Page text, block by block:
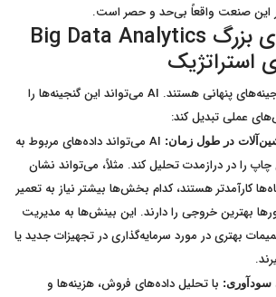
تحلیل داده‌های بزرگ Big Data Analytics
استراتژیک
در هر صنعتی، داده‌ها گنجینه‌های پنهانی هستند. AI می‌تواند این گنجینه‌ها را
عملی تبدیل کند:
در طول زمان:
AI می‌تواند داده‌های مربوط به
را در درازمدت تحلیل کند. مثلاً، می‌تواند نشان
کارآمدتر هستند، کدام بخش‌ها بیشتر نیاز به تعمیر
بهترین خروجی را دارند. این بینش‌ها به مدیریت
بهتری در مورد سرمایه‌گذاری در تجهیزات جدید یا
سودآوری: با تحلیل داده‌های فروش، هزینه‌ها و